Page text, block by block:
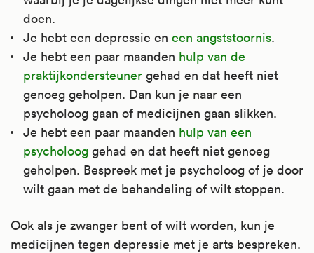
doen.
Je hebt een depressie en een angststoornis.
Je hebt een paar maanden hulp van de
praktijkondersteuner gehad en dat heeft niet
genoeg geholpen. Dan kun je naar een
psycholoog gaan of medicijnen gaan slikken.
Je hebt een paar maanden hulp van een
psycholoog gehad en dat heeft niet genoeg
geholpen. Bespreek met je psycholoog of je door
wilt gaan met de behandeling of wilt stoppen.
Ook als je zwanger bent of wilt worden, kun je
medicijnen tegen depressie met je arts bespreken.